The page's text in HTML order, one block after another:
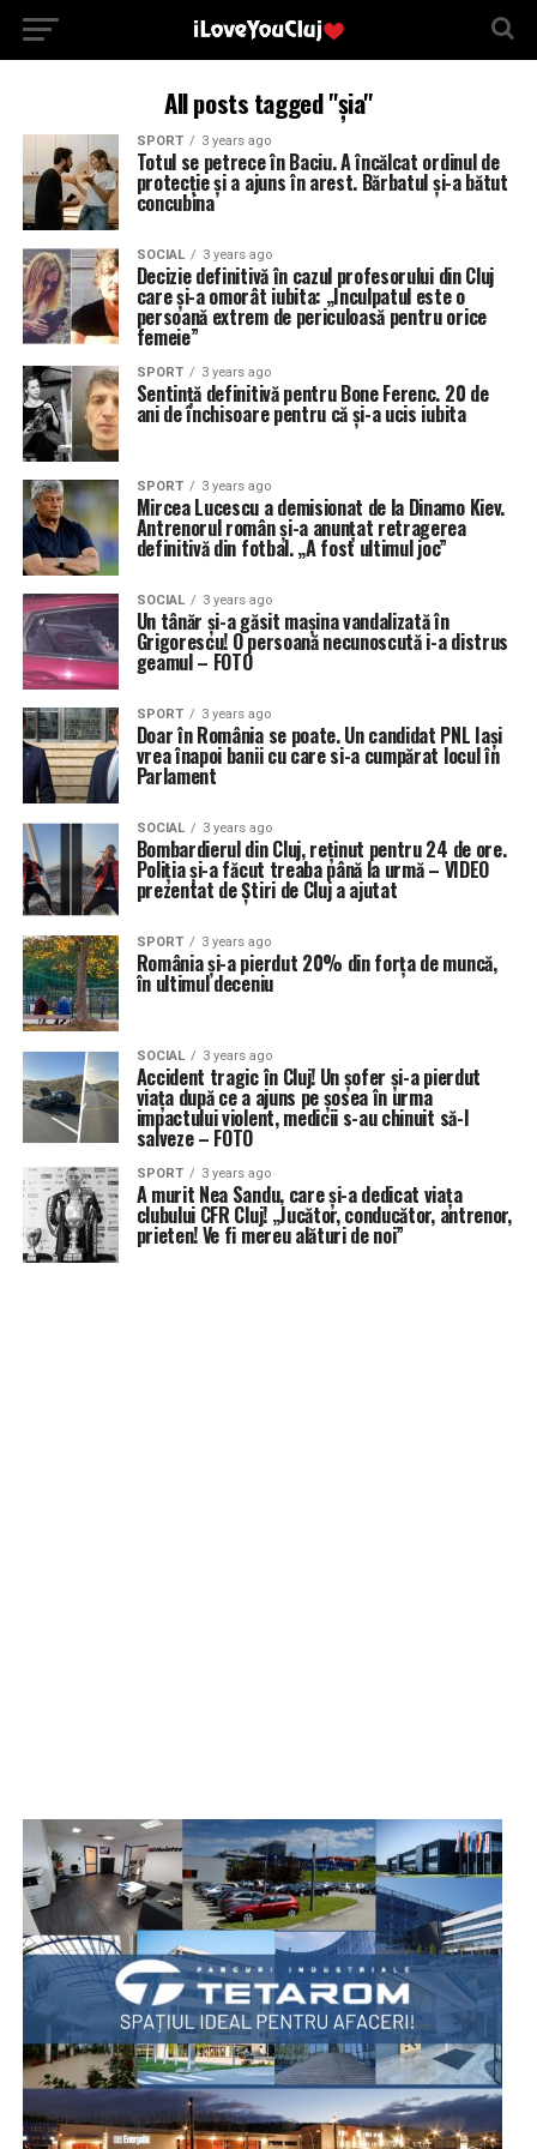
All posts tagged "șia"
SPORT 3 years ago
Totul se petrece în Baciu. A încălcat ordinul de
protecție și a ajuns în arest. Bărbatul și-a bătut
concubina
SOCIAL 3 years ago
Decizie definitivă în cazul profesorului din Cluj
care și-a omorât iubita: „Inculpatul este o
persoană extrem de periculoasă pentru orice
femeie”
SPORT 3 years ago
Sentință definitivă pentru Bone Ferenc. 20 de
ani de închisoare pentru că și-a ucis iubita
SPORT 3 years ago
Mircea Lucescu a demisionat de la Dinamo Kiev.
Antrenorul român și-a anunțat retragerea
definitivă din fotbal. „A fost ultimul joc”
SOCIAL 3 years ago
Un tânăr și-a găsit mașina vandalizată în
Grigorescu! O persoană necunoscută i-a distrus
geamul – FOTO
SPORT 3 years ago
Doar în România se poate. Un candidat PNL Iași
vrea înapoi banii cu care si-a cumpărat locul în
Parlament
SOCIAL 3 years ago
Bombardierul din Cluj, reținut pentru 24 de ore.
Poliția și-a făcut treaba până la urmă – VIDEO
prezentat de Știri de Cluj a ajutat
SPORT 3 years ago
România și-a pierdut 20% din forța de muncă,
în ultimul deceniu
SOCIAL 3 years ago
Accident tragic în Cluj! Un șofer și-a pierdut
viața după ce a ajuns pe șosea în urma
impactului violent, medicii s-au chinuit să-l
salveze – FOTO
SPORT 3 years ago
A murit Nea Sandu, care și-a dedicat viața
clubului CFR Cluj! „Jucător, conducător, antrenor,
prieten! Ve fi mereu alături de noi”